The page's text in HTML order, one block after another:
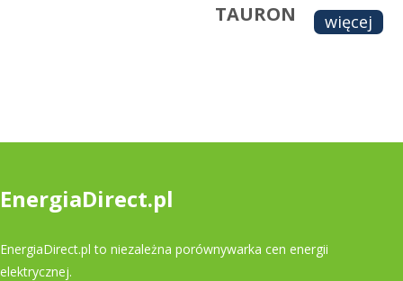
TAURON
więcej
EnergiaDirect.pl
EnergiaDirect.pl to niezależna porównywarka cen energii
elektrycznej.